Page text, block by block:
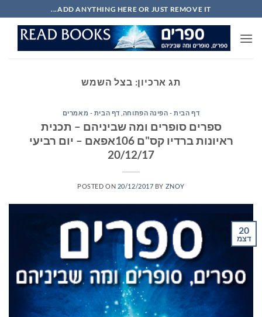
to
content
ADD ANYTHING HERE OR JUST REMOVE IT...
תג ארכיון: בצל השמש
דף הבית - הפינה הפתוחה דף הבית - מאמרים
ספרים סופרים ומה שביניהם – תכנית
ראיונות ברדיו קס"ם 106אפאם – יום רביעי
20/12/17
POSTED ON 20/12/2017 BY ZNOY
20
דצמ